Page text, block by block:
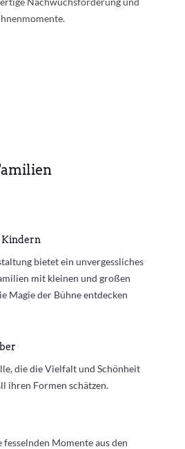
Kindern
bietet ein unvergessliches
mit kleinen und großen
Magie der Bühne entdecken
die die Vielfalt und Schönheit
ihren Formen schätzen.
fesselnden Momente aus den